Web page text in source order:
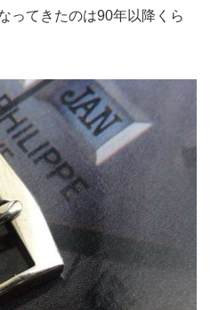
ってきたのは90年以降くら